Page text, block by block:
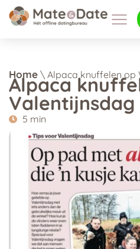
Home \ Alpaca knuffelen op
Alpaca
Valentijnsdag
5 min